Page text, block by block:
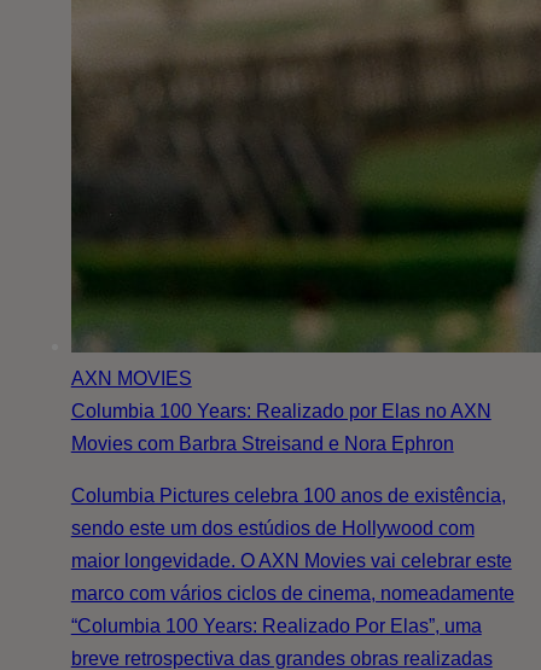
AXN MOVIES
Columbia 100 Years: Realizado por Elas no AXN
Movies com Barbra Streisand e Nora Ephron
Columbia Pictures celebra 100 anos de existência,
sendo este um dos estúdios de Hollywood com
maior longevidade. O AXN Movies vai celebrar este
marco com vários ciclos de cinema, nomeadamente
“Columbia 100 Years: Realizado Por Elas”, uma
breve retrospectiva das grandes obras realizadas